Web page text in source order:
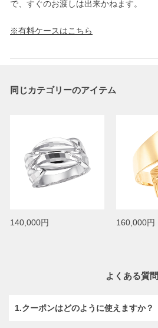
で、すぐのお渡しは出来かねます。
※有料ケースはこちら
同じカテゴリーのアイテム
140,000円 160,000円
よくある質問
1.クーポンはどのように使えますか？